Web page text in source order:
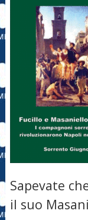
Sapevate
il suo